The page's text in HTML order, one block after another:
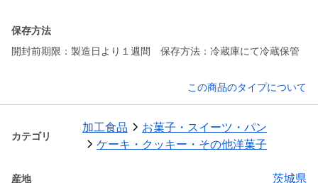
保存方法
開封前期限：製造日より１週間 保存方法：冷蔵庫にて冷蔵保管
この商品のタイプについて
カテゴリ
加工食品
お菓子・スイーツ・パン
ケーキ・クッキー・その他洋菓子
産地 茨城県